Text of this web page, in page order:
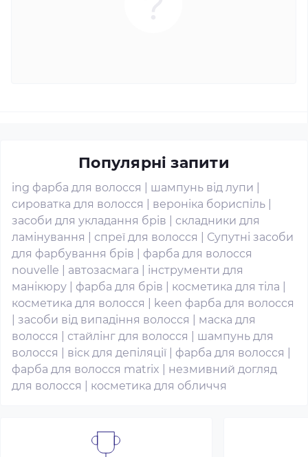
Популярні запити
ing фарба для волосся шампунь від лупи
сироватка для волосся
вероніка бориспіль
засоби для укладання брів
складники для
ламінування
спреї для волосся
Супутні засоби
для фарбування брів
фарба для волосся
nouvelle
автозасмага
інструменти для
манікюру
фарба для брів косметика для тіла
косметика для волосся
keen фарба для волосся
засоби від випадіння волосся
маска для
волосся
стайлінг для волосся
шампунь для
волосся
віск для депіляції фарба для волосся
фарба для волосся matrix
незмивний догляд
для волосся
косметика для обличчя